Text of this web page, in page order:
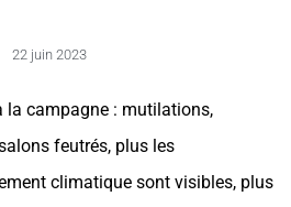
22 juin 2023
la campagne : mutilations,
feutrés, plus les
climatique sont visibles, plus